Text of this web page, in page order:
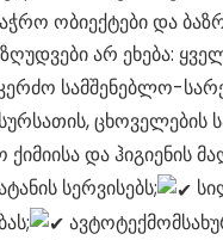
ობიექტები და
არ ეხება:
სამშენებლო-
სურსათის, ცხოველების
და ჰიგიენის
სერვისებს;